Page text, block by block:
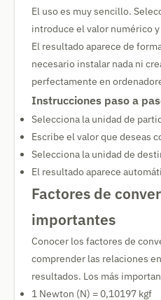
El uso es muy sencillo.
introduce el valor numérico
El resultado aparece de
necesario instalar nada ni
perfectamente en
Instrucciones paso a
Selecciona la unidad de
Escribe el valor que deseas
Selecciona la unidad de
El resultado aparece
Factores de
importantes
Conocer los factores de
comprender las relaciones
resultados. Los más
1 Newton (N) = 0,10197 kgf